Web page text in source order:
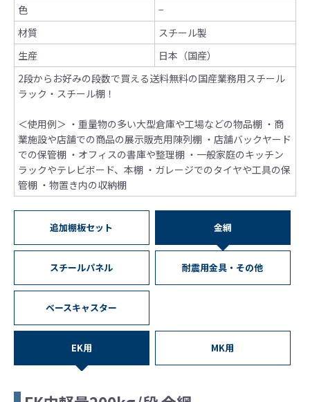
色
−
材質
スチール製
生産
日本（国産）
2段からお好みの段数で買える送料無料の国産業務用スチール
ラック・スチール棚！
＜使用例＞ ・重量物の多い大型倉庫や工場などの物品棚 ・商
業施設や店舗での商品の展示販売用陳列棚 ・店舗バックヤード
での保管棚 ・オフィスの書庫や整理棚 ・一般家庭のキッチン
ラックやテレビボード、本棚 ・ガレージでのタイヤや工具の保
管棚 ・物置き内の収納棚
追加棚板セット 金網
スチールパネル 耐震用金具・その他
ベースキャスター
EK用 MK用